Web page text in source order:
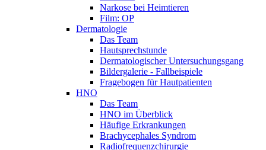
Narkose bei Heimtieren
Film: OP
Dermatologie
Das Team
Hautsprechstunde
Dermatologischer Untersuchungsgang
Bildergalerie - Fallbeispiele
Fragebogen für Hautpatienten
HNO
Das Team
HNO im Überblick
Häufige Erkrankungen
Brachycephales Syndrom
Radiofrequenzchirurgie